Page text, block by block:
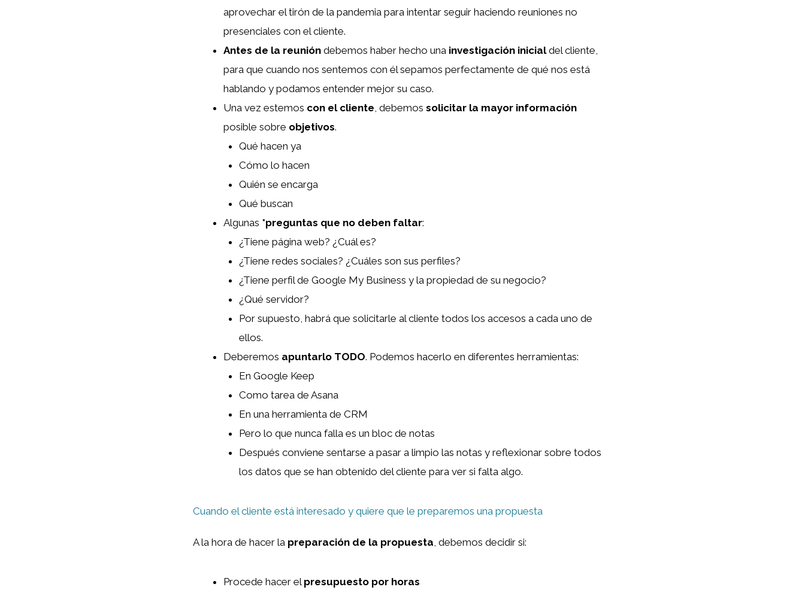
aprovechar el tirón de la pandemia para intentar seguir haciendo reuniones no
presenciales con el cliente.
Antes de la reunión debemos haber hecho una investigación inicialdel cliente,
para que cuando nos sentemos con él sepamos perfectamente de qué nos está
hablando y podamos entender mejor su caso.
Una vez estemos con el cliente, debemos solicitar la mayor información
posible sobre objetivos.
Qué hacen ya
Cómo lo hacen
Quién se encarga
Qué buscan
Algunas *preguntas que no deben faltar:
¿Tiene página web? ¿Cuál es?
¿Tiene redes sociales? ¿Cuáles son sus perfiles?
¿Tiene perfil de Google My Business y la propiedad de su negocio?
¿Qué servidor?
Por supuesto, habrá que solicitarle al cliente todos los accesos a cada uno de
ellos.
Deberemos apuntarlo TODO. Podemos hacerlo en diferentes herramientas:
En Google Keep
Como tarea de Asana
En una herramienta de CRM
Pero lo que nunca falla es un bloc de notas
Después conviene sentarse a pasar a limpio las notas y reflexionar sobre todos
los datos que se han obtenido del cliente para ver si falta algo.
Cuando el cliente está interesado y quiere que le preparemos una propuesta
A la hora de hacer la preparación de la propuesta, debemos decidir si:
Procede hacer el presupuesto por horas